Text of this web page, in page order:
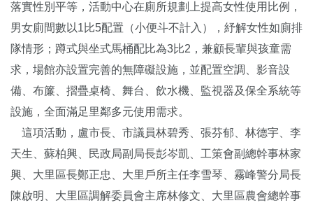
落實性別平等，活動中心在廁所規劃上提高女性使用比例，
男女廁間數以1比5配置（小便斗不計入），紓解女性如廁排
隊情形；蹲式與坐式馬桶配比為3比2，兼顧長輩與孩童需
求，場館亦設置完善的無障礙設施，並配置空調、影音設
備、布簾、摺疊桌椅、舞台、飲水機、監視器及保全系統等
設施，全面滿足里鄰多元使用需求。
這項活動，盧市長、市議員林碧秀、張芬郁、林德宇、李
天生、蘇柏興、民政局副局長彭岑凱、工策會副總幹事林家
興、大里區長鄭正忠、大里戶所主任李雪琴、霧峰警分局長
陳啟明、大里區調解委員會主席林修文、大里區農會總幹事